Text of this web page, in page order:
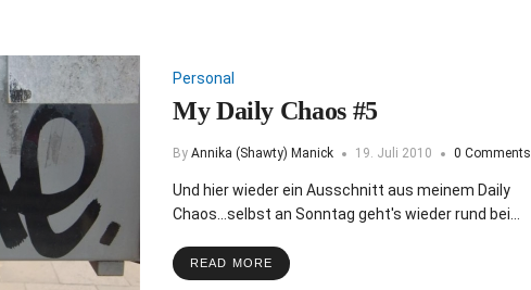
Personal
My Daily Chaos #5
By Annika (Shawty) Manick 19. Juli 2010 0 Comments
Und hier wieder ein Ausschnitt aus meinem Daily
Chaos...selbst an Sonntag geht's wieder rund bei…
READ MORE